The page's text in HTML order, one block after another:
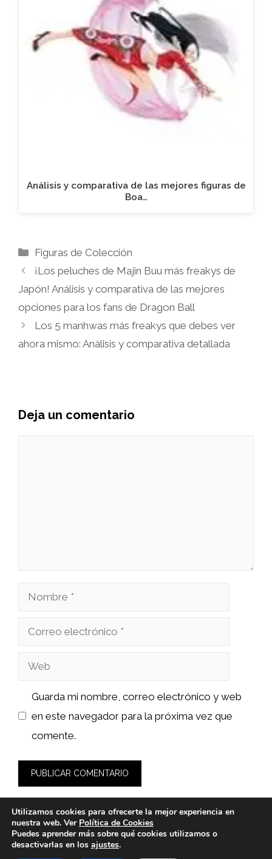
Análisis y comparativa de las mejores figuras de
Boa…
Categorías
Figuras de Colección
¡Los peluches de Majin Buu más freakys de
Japón! Análisis y comparativa de las mejores
opciones para los fans de Dragon Ball
Los 5 manhwas más freakys que debes ver
ahora mismo: Análisis y comparativa detallada
Deja un comentario
Nombre
Correo
Web
Guarda mi nombre, correo electrónico y web
en este navegador para la próxima vez que
comente.
© 2026 sushiyakuza.es -Política de Privacidad y Aviso Legal
Utilizamos cookies para ofrecerte la mejor experiencia en
nuestra web. Ver Política de Cookies
Puedes aprender más sobre qué cookies utilizamos o
desactivarlas en los ajustes.